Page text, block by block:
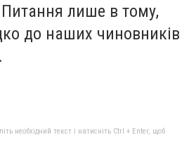
лише в тому,
до наших чиновників
необхідний текст і натисніть Ctrl + Enter, щоб